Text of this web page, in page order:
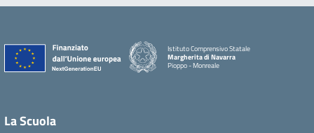
Istituto Comprensivo Statale
Margherita di Navarra
Pioppo - Monreale
La Scuola